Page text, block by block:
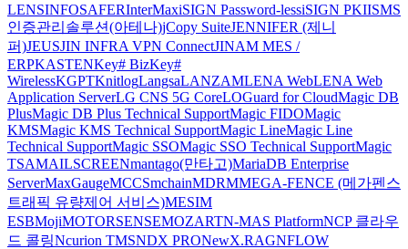
LENSINFOSAFERInterMaxiSIGN Password-lessiSIGN PKIISMS
인증관리솔루션(아테나)jCopy SuiteJENNIFER (제니
퍼)JEUSJIN INFRA VPN ConnectJINAM MES /
ERPKASTENKey# BizKey#
WirelessKGPTKnitlogLangsaLANZAMLENA WebLENA Web
Application ServerLG CNS 5G CoreLOGuard for CloudMagic DB
PlusMagic DB Plus Technical SupportMagic FIDOMagic
KMSMagic KMS Technical SupportMagic LineMagic Line
Technical SupportMagic SSOMagic SSO Technical SupportMagic
TSAMAILSCREENmantago(만타고)MariaDB Enterprise
ServerMaxGaugeMCCSmchainMDRMMEGA-FENCE (메가펜스
트래픽 유량제어 서비스)MESIM
ESBMojiMOTORSENSEMOZARTN-MAS PlatformNCP 클라우
드 콜링Ncurion TMSNDX PRONewX.RAGNFLOW